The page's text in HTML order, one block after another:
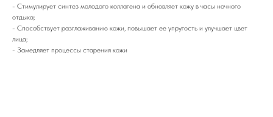
- Стимулирует синтез молодого коллагена и обновляет кожу в часы ночного
отдыха;
- Способствует разглаживанию кожи, повышает ее упругость и улучшает цвет
лица;
- Замедляет процессы старения кожи